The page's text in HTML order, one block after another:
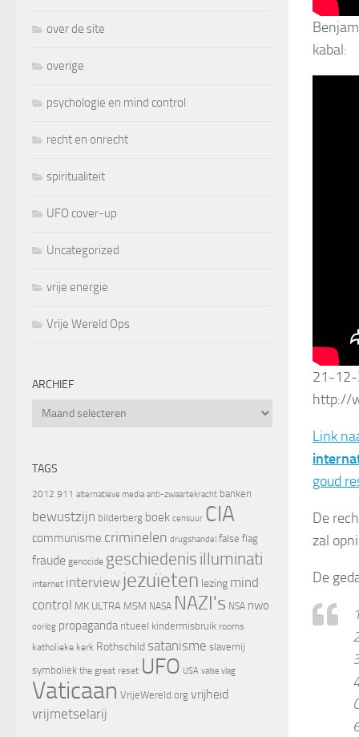
kabal:
21-12-
http://
Link
goud
De
zal
De
over de site
overige
psychologie en mind control
recht en onrecht
spiritualiteit
UFO cover-up
Uncategorized
vrije energie
Vrije Wereld Ops
ARCHIEF
Archief
TAGS
2012 911 alternatieve media anti-zwaartekracht banken
bewustzijn bilderberg boek censuur CIA
communisme criminelen drugshandel false flag
fraude genocide geschiedenis illuminati
internet interview jezuïeten lezing mind
control MK ULTRA MSM NASA NAZI's NSA nwo
oorlog propaganda ritueel kindermisbruik rooms
katholieke kerk Rothschild satanisme slavernij
symboliek the great reset UFO USA valse vlag
Vaticaan VrijeWereld.org vrijheid
vrijmetselarij